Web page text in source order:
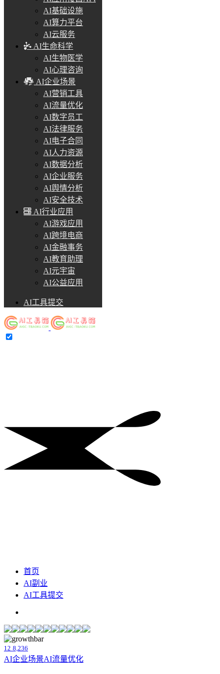
AI基础设施
AI算力平台
AI云服务
AI生命科学
AI生物医学
AI心理咨询
AI企业场景
AI营销工具
AI流量优化
AI数字员工
AI法律服务
AI电子合同
AI人力资源
AI数据分析
AI企业服务
AI舆情分析
AI安全技术
AI行业应用
AI游戏应用
AI跨境电商
AI金融事务
AI教育助理
AI元宇宙
AI公益应用
AI工具提交
首页
AI副业
AI工具提交
12 8,236
AI企业场景AI流量优化